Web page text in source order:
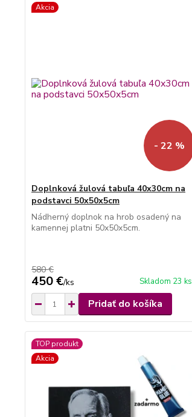
Akcia
- 22 %
Doplnková žulová tabuľa 40x30cm na
podstavci 50x50x5cm
Nádherný doplnok na hrob osadený na
kamennej platni 50x50x5cm.
580 €
450 €/ks Skladom 23 ks
Pridať do košíka
TOP produkt
Akcia